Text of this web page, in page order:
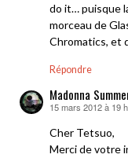
do it… puisque
morceau de
Chromatics, et
Répondre
Madonna
dit :
15 mars 2012 à 19
Cher Tetsuo,
Merci de votre